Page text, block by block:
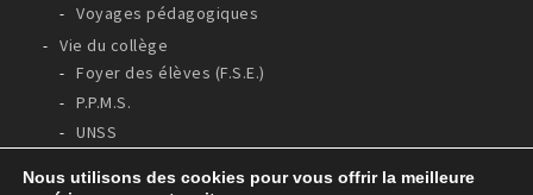
Voyages pédagogiques
Vie du collège
Foyer des élèves (F.S.E.)
P.P.M.S.
UNSS
Nous utilisons des cookies pour vous offrir la meilleure